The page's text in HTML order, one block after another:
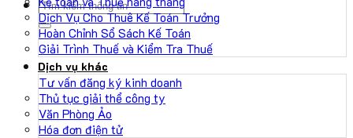
Dịch Vụ Cho Thuê Kế Toán Trưởng
Hoàn Chỉnh Sổ Sách Kế Toán
Giải Trình Thuế và Kiểm Tra Thuế
Dịch vụ khác
Tư vấn đăng ký kinh doanh
Thủ tục giải thể công ty
Văn Phòng Ảo
Hóa đơn điện tử